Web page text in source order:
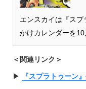
エンスカイは『ス
かけカレンダーを10
＜関連リンク＞
▶︎ 『スプラトゥーン